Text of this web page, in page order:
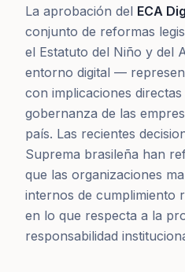
La aprobación del ECA
conjunto de reformas
el Estatuto del Niño y del
entorno digital —
con implicaciones
gobernanza de las
país. Las recientes
Suprema brasileña han
que las organizaciones
internos de cumplimiento
en lo que respecta a la
responsabilidad